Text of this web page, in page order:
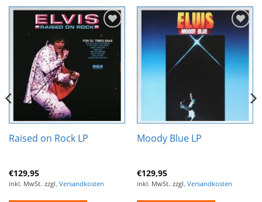
Zur
Wunschliste
hinzufügen
Raised on Rock LP
€129,95
inkl. MwSt. zzgl. Versandkosten
Zur
Wunschliste
hinzufügen
Moody Blue LP
€129,95
inkl. MwSt. zzgl. Versandkosten